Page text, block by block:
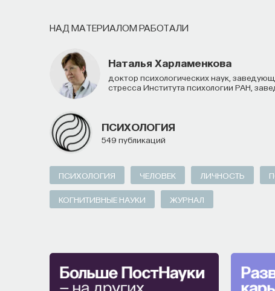
НАД МАТЕРИАЛОМ РАБОТАЛИ
Наталья Харламенкова
доктор психологических наук, заведующая лабораторией психологии посттравматического
стресса Института психологии РАН,
ПСИХОЛОГИЯ
549 публикаций
ПСИХОЛОГИЯ ЧЕЛОВЕК ЛИЧНОСТЬ
КОГНИТИВНЫЕ НАУКИ ЖУРНАЛ
ПРОГРАММНАЯ ИНЖЕНЕРИЯ